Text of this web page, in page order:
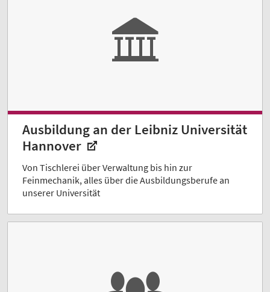
Ausbildung an der Leibniz Universität
Hannover
Von Tischlerei über Verwaltung bis hin zur
Feinmechanik, alles über die Ausbildungsberufe an
unserer Universität